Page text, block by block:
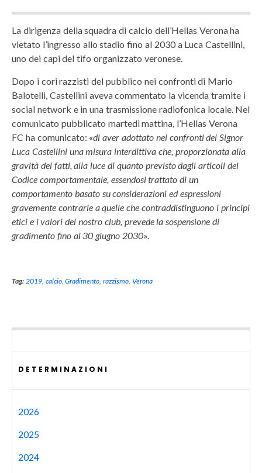
La dirigenza della squadra di calcio dell’Hellas Verona ha
vietato l’ingresso allo stadio fino al 2030 a Luca Castellini,
uno dei capi del tifo organizzato veronese.
Dopo i cori razzisti del pubblico nei confronti di Mario
Balotelli, Castellini aveva commentato la vicenda tramite i
social network e in una trasmissione radiofonica locale. Nel
comunicato pubblicato martedì mattina, l’Hellas Verona
FC ha comunicato: «di aver adottato nei confronti del Signor
Luca Castellini una misura interdittiva che, proporzionata alla
gravità dei fatti, alla luce di quanto previsto dagli articoli del
Codice comportamentale, essendosi trattato di un
comportamento basato su considerazioni ed espressioni
gravemente contrarie a quelle che contraddistinguono i principi
etici e i valori del nostro club, prevede la sospensione di
gradimento fino al 30 giugno 2030».
Tag: 2019, calcio,Gradimento ,razzismo ,Verona
DETERMINAZIONI
2026
2025
2024